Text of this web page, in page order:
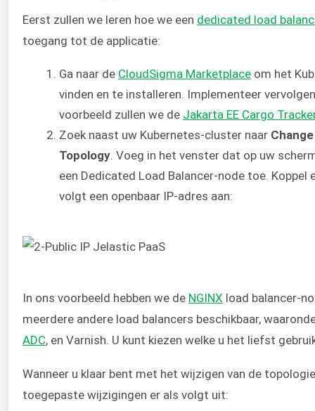
Eerst zullen we leren hoe we een dedicated load
toegang tot de applicatie:
Ga naar de CloudSigma Marketplace om het
vinden en te installeren. Implementeer
voorbeeld zullen we de Jakarta EE Cargo
Zoek naast uw Kubernetes-cluster naar
Topology . Voeg in het venster dat op uw
een Dedicated Load Balancer-node toe. Koppel
volgt een openbaar IP-adres aan:
In ons voorbeeld hebben we de NGINX load balancer-
meerdere andere load balancers beschikbaar,
ADC, en Varnish. U kunt kiezen welke u het liefst
Wanneer u klaar bent met het wijzigen van de
toegepaste wijzigingen er als volgt uit: